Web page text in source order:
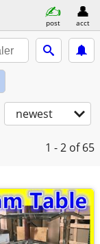
post acct
newest
1 - 2 of 65